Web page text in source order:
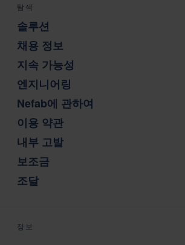
탐색
솔루션
채용 정보
지속 가능성
엔지니어링
Nefab에 관하여
이용 약관
내부 고발
보조금
조달
정보